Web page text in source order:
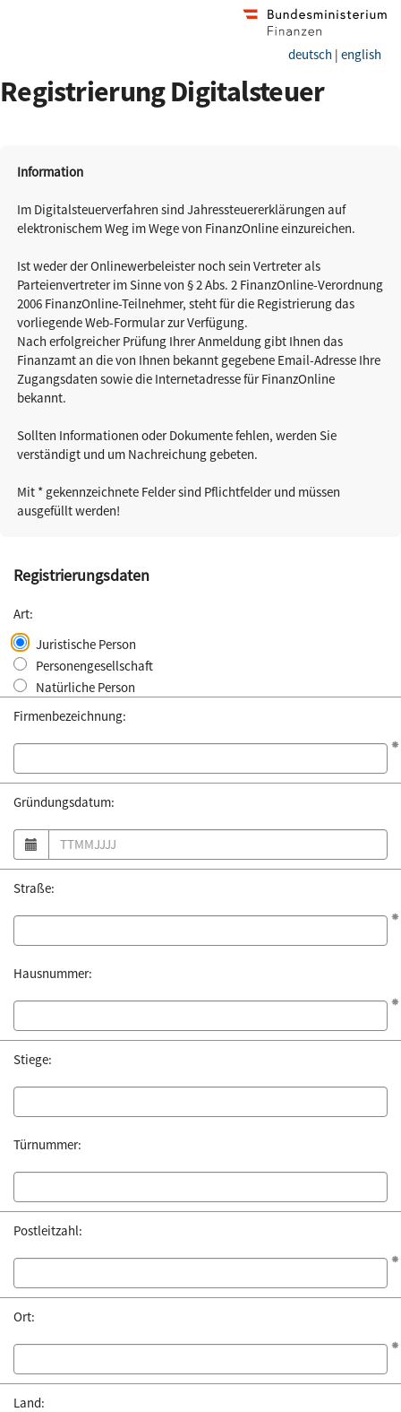
deutsch | english
Registrierung Digitalsteuer
Information
Im Digitalsteuerverfahren sind Jahressteuererklärungen auf
elektronischem Weg im Wege von FinanzOnline einzureichen.
Ist weder der Onlinewerbeleister noch sein Vertreter als
Parteienvertreter im Sinne von § 2 Abs. 2 FinanzOnline-Verordnung
2006 FinanzOnline-Teilnehmer, steht für die Registrierung das
vorliegende Web-Formular zur Verfügung.
Nach erfolgreicher Prüfung Ihrer Anmeldung gibt Ihnen das
Finanzamt an die von Ihnen bekannt gegebene Email-Adresse Ihre
Zugangsdaten sowie die Internetadresse für FinanzOnline
bekannt.
Sollten Informationen oder Dokumente fehlen, werden Sie
verständigt und um Nachreichung gebeten.
Mit * gekennzeichnete Felder sind Pflichtfelder und müssen
ausgefüllt werden!
Registrierungsdaten
Art:
Juristische Person
Personengesellschaft
Natürliche Person
Firmenbezeichnung:
Gründungsdatum:
Datum auswählen
Straße:
Hausnummer:
Stiege:
Türnummer:
Postleitzahl:
Ort:
Land: